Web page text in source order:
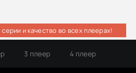
и качество во всех плеерах!
3 плеер 4 плеер